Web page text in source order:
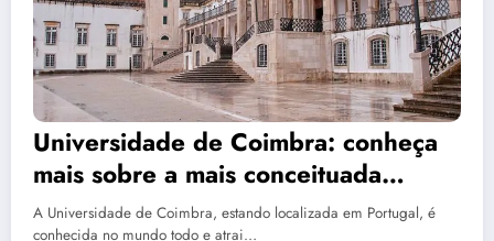
Universidade de Coimbra: conheça
mais sobre a mais conceituada
universidade de Portugal
A Universidade de Coimbra, estando localizada em Portugal, é
conhecida no mundo todo e atrai…